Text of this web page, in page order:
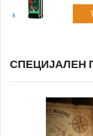
СПЕЦИЈАЛЕН